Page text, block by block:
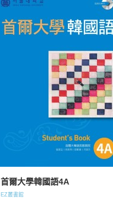
首爾大學韓國語4A
EZ叢書館